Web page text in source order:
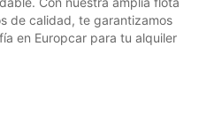
de calidad, te garantizamos
en Europcar para tu alquiler